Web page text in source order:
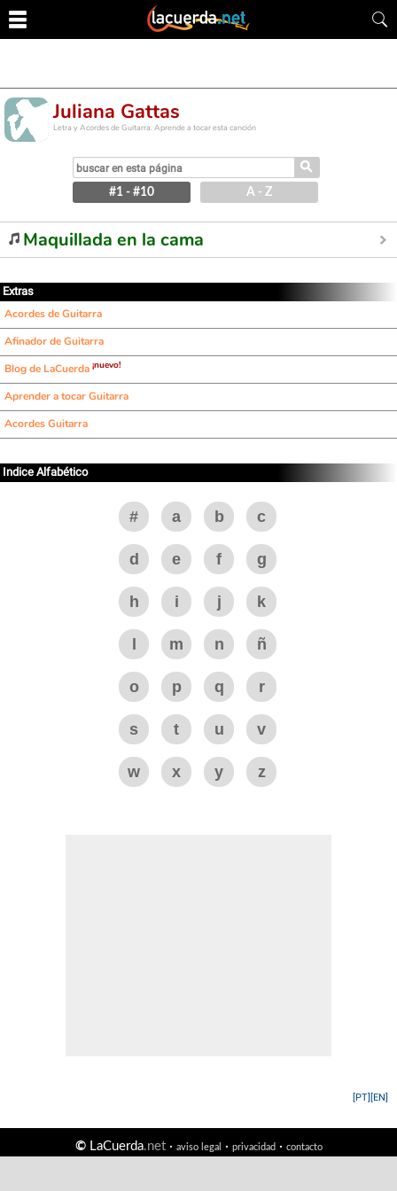
Juliana Gattas
Letra y Acordes de Guitarra. Aprende a tocar esta canción
⚲
#1 - #10 A - Z
Maquillada en la cama
Extras
Acordes de Guitarra
Afinador de Guitarra
Blog de LaCuerda ¡nuevo!
Aprender a tocar Guitarra
Acordes Guitarra
Indice Alfabético
# a b c
d e f g
h i j k
m n ñ
o p q r
s t u v
w x y z
[EN]
[PT]
©LaCuerda.net· aviso legal · privacidad· contacto